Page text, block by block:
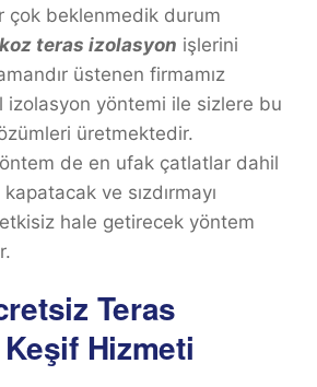
çok beklenmedik durum
teras izolasyon işlerini
üstenen firmamız
izolasyon yöntemi ile sizlere bu
üretmektedir.
de en ufak çatlatlar dahil
ve sızdırmayı
hale getirecek yöntem
Teras
Hizmeti